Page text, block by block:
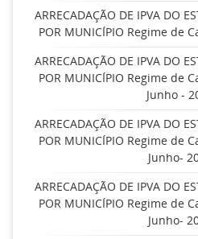
ARRECADAÇÃO DE IPVA DO
POR MUNICÍPIO Regime de
ARRECADAÇÃO DE IPVA DO
POR MUNICÍPIO Regime de
Junho -
ARRECADAÇÃO DE IPVA DO
POR MUNICÍPIO Regime de
Junho-
ARRECADAÇÃO DE IPVA DO
POR MUNICÍPIO Regime de
Junho-